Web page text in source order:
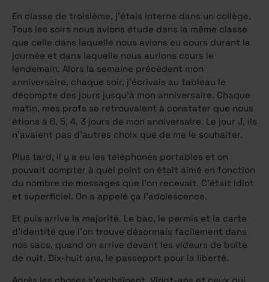
En classe de troisième, j’étais interne dans un collège.
Tous les soirs nous avions étude dans la même classe
que celle dans laquelle nous avions eu cours durant la
journée et dans laquelle nous aurions cours le
lendemain. Alors la semaine précédent mon
anniversaire, chaque soir, j’écrivais au tableau le
décompte des jours jusqu’à mon anniversaire. Chaque
matin, mes profs se retrouvaient à constater que nous
étions à 6, 5, 4, 3 jours de mon anniversaire. Le jour J, ils
n’avaient pas d’autres choix que de me le souhaiter.
Plus tard, il y a eu les téléphones portables et on
pouvait compter à quel point on était aimé en fonction
du nombre de messages que l’on recevait. C’était idiot
et superficiel. On a appelé ça l’adolescence.
Et puis arrive la majorité. Le bac, le permis et la carte
d’identité que l’on trouve désormais facilement dans
nos sacs, quand on arrive devant les videurs de boîte
de nuit. Dix-huit ans, le passeport pour la liberté.